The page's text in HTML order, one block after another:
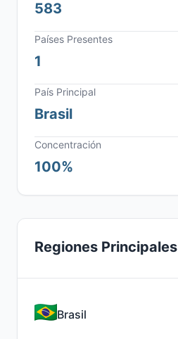
583
Países Presentes
1
País Principal
Brasil
Concentración
100%
Regiones Principales
Brasil